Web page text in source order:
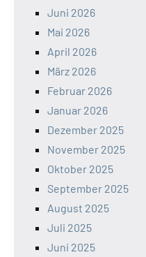
Juni 2026
Mai 2026
April 2026
März 2026
Februar 2026
Januar 2026
Dezember 2025
November 2025
Oktober 2025
September 2025
August 2025
Juli 2025
Juni 2025